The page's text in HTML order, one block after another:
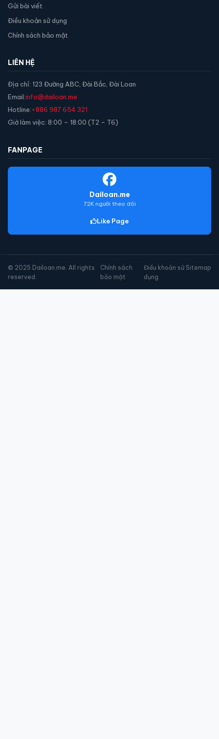
Gửi bài viết
Điều khoản sử dụng
Chính sách bảo mật
LIÊN HỆ
Địa chỉ: 123 Đường ABC, Đài Bắc, Đài Loan
Email:info@dailoan.me
Hotline:+886 987 654 321
Giờ làm việc: 8:00 – 18:00 (T2 – T6)
FANPAGE
Dailoan.me
72K người theo dõi
Like Page
© 2025 Dailoan.me. All rights
reserved.
Chính sách
bảo mật
Điều khoản sử
dụng
Sitemap